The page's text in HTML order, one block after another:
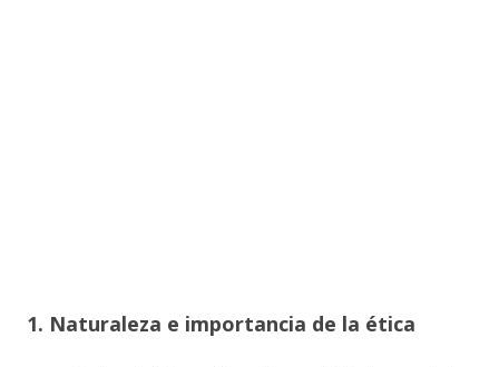
1. Naturaleza e importancia de la ética